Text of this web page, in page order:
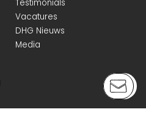
Testimonials
Vacatures
DHG Nieuws
Media